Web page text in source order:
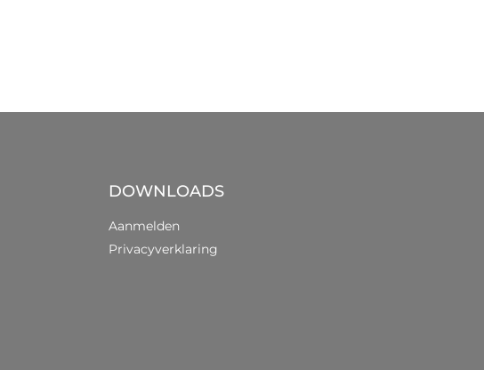
DOWNLOADS
Aanmelden
Privacyverklaring